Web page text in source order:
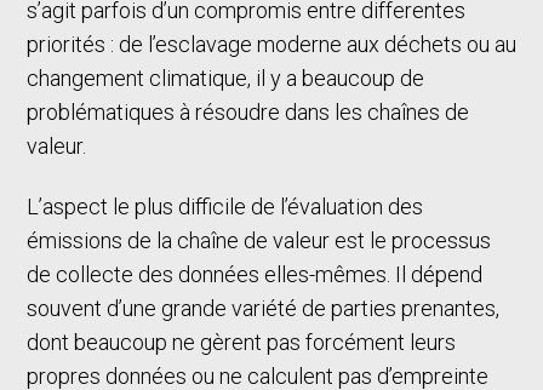
s’agit parfois d’un compromis entre differentes
priorités : de l’esclavage moderne aux déchets ou au
changement climatique, il y a beaucoup de
problématiques à résoudre dans les chaînes de
valeur.
L’aspect le plus difficile de l’évaluation des
émissions de la chaîne de valeur est le processus
de collecte des données elles-mêmes. Il dépend
souvent d’une grande variété de parties prenantes,
dont beaucoup ne gèrent pas forcément leurs
propres données ou ne calculent pas d’empreinte